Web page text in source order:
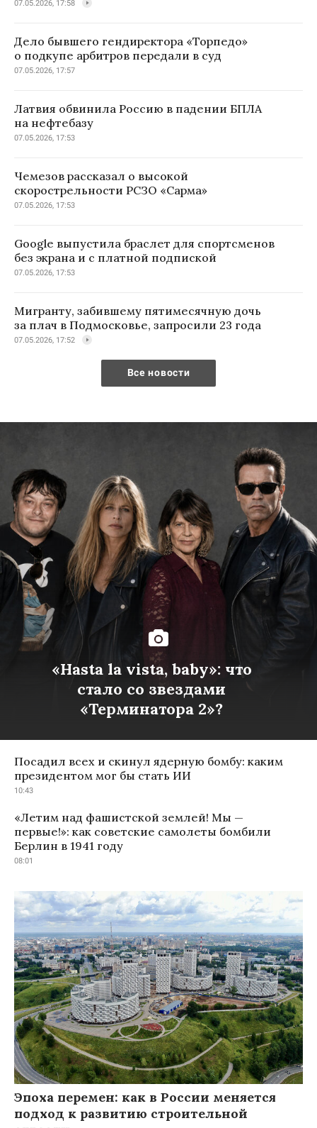
07.05.2026, 17:58
Дело бывшего гендиректора «Торпедо»
о подкупе арбитров передали в суд
07.05.2026, 17:57
Латвия обвинила Россию в падении БПЛА
на нефтебазу
07.05.2026, 17:53
Чемезов рассказал о высокой
скорострельности РСЗО «Сарма»
07.05.2026, 17:53
Google выпустила браслет для спортсменов
без экрана и с платной подпиской
07.05.2026, 17:53
Мигранту, забившему пятимесячную дочь
за плач в Подмосковье, запросили 23 года
07.05.2026, 17:52
Все новости
«Hasta la vista, baby»: что
стало со звездами
«Терминатора 2»?
Посадил всех и скинул ядерную бомбу: каким
президентом мог бы стать ИИ
10:43
«Летим над фашистской землей! Мы —
первые!»: как советские самолеты бомбили
Берлин в 1941 году
08:01
Эпоха перемен: как в России меняется
подход к развитию строительной